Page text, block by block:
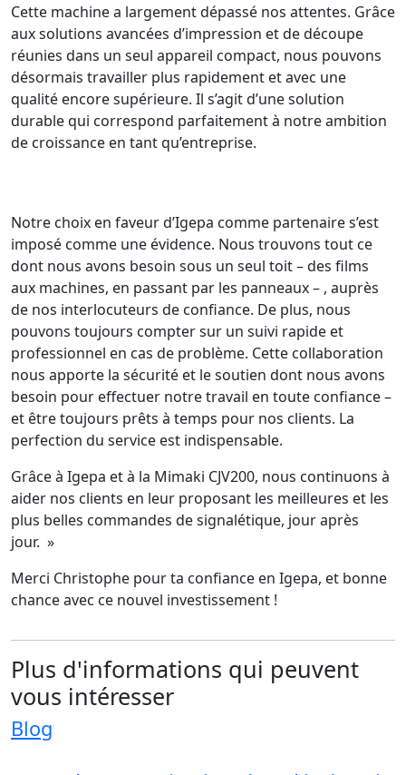
Cette machine a largement dépassé nos attentes. Grâce
aux solutions avancées d’impression et de découpe
réunies dans un seul appareil compact, nous pouvons
désormais travailler plus rapidement et avec une
qualité encore supérieure. Il s’agit d’une solution
durable qui correspond parfaitement à notre ambition
de croissance en tant qu’entreprise.
Notre choix en faveur d’Igepa comme partenaire s’est
imposé comme une évidence. Nous trouvons tout ce
dont nous avons besoin sous un seul toit – des films
aux machines, en passant par les panneaux – , auprès
de nos interlocuteurs de confiance. De plus, nous
pouvons toujours compter sur un suivi rapide et
professionnel en cas de problème. Cette collaboration
nous apporte la sécurité et le soutien dont nous avons
besoin pour effectuer notre travail en toute confiance –
et être toujours prêts à temps pour nos clients. La
perfection du service est indispensable.
Grâce à Igepa et à la Mimaki CJV200, nous continuons à
aider nos clients en leur proposant les meilleures et les
plus belles commandes de signalétique, jour après
jour. »
Merci Christophe pour ta confiance en Igepa, et bonne
chance avec ce nouvel investissement !
Plus d'informations qui peuvent
vous intéresser
Blog